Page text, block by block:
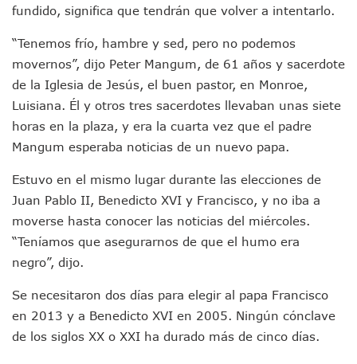
Mujeres Recorren Calles De Ixtapa Para Identificar
CUCosta E IMSS Nayarit Avanzan En Acuerdos Para
Videos De Presunto Convoy Armado Desatan Operativo
Playa Las Cocinas: Retiran Concesión Y Anuncian Plan De
Por Desaparición Forzada, Expolicías De Nayarit
“El Mayo” Zambada Es Condenado A Morir En Prisión En
Orgullo Vallartense: Zhoemí Luévanos Competirá En El
Vecinos De Vallarta 500 Exponen Queja De Vialidades A
Pelea De Extranjera Durante Función De “La Odisea” En
Joven Esgrimista De Puerto Vallarta Asegura Lugar En El
Llegan Camiones “oruga” A Puerto Vallarta Con
Acusado De Homicidio En El Tuito Permanecerá Un Año
Donald Trump Asistirá A La Final Del Mundial 2026 Entre
Retiran 10 Toneladas De Macroalga En Playa De
fundido, significa que tendrán que volver a intentarlo.
“Tenemos frío, hambre y sed, pero no podemos
movernos”, dijo Peter Mangum, de 61 años y sacerdote
de la Iglesia de Jesús, el buen pastor, en Monroe,
Luisiana. Él y otros tres sacerdotes llevaban unas siete
horas en la plaza, y era la cuarta vez que el padre
Mangum esperaba noticias de un nuevo papa.
Estuvo en el mismo lugar durante las elecciones de
Juan Pablo II, Benedicto XVI y Francisco, y no iba a
moverse hasta conocer las noticias del miércoles.
“Teníamos que asegurarnos de que el humo era
negro”, dijo.
Se necesitaron dos días para elegir al papa Francisco
en 2013 y a Benedicto XVI en 2005. Ningún cónclave
de los siglos XX o XXI ha durado más de cinco días.